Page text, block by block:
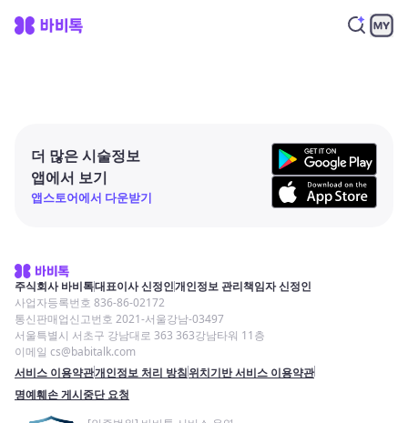
더 많은 시술정보
앱에서 보기
앱스토어에서 다운받기
주식회사 바비톡대표이사 신정인개인정보 관리책임자 신정인
사업자등록번호 836-86-02172
통신판매업신고번호 2021-서울강남-03497
서울특별시 서초구 강남대로 363 363강남타워 11층
이메일 cs@babitalk.com
서비스 이용약관개인정보 처리 방침위치기반 서비스 이용약관
명예훼손 게시중단 요청